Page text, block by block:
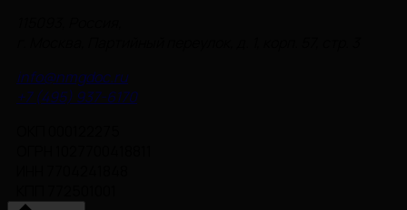
info@nmgdoc.ru
+7 (495) 937-6170